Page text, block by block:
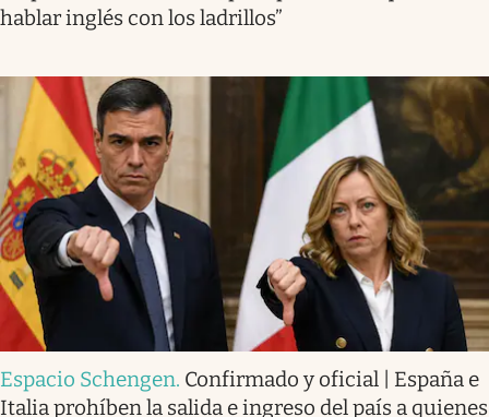
hablar inglés con los ladrillos”
Espacio Schengen. Confirmado y oficial | España e
Italia prohíben la salida e ingreso del país a quienes